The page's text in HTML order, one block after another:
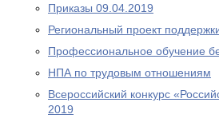
Приказы 09.04.2019
Региональный проект
Профессиональное обучение
НПА по трудовым отношениям
Всероссийский конкурс
2019